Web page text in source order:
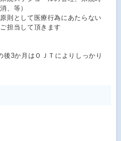
、等）
則として医療行為にあたらない
担当して頂きます
3か月はＯＪＴによりしっかり